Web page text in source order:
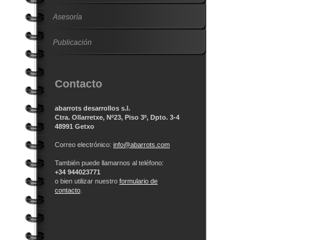
Asesoría
Publicación
Contacto
abarrots desarrollos s.l.
Ctra. Ollarretxe, Nº23, Piso 3º, Dpto. 3-4
48991 Getxo
Correo electrónico: info@abarrots.com
También puede llamarnos al teléfono:
+34 944023771
o bien utilizar nuestro formulario de
contacto